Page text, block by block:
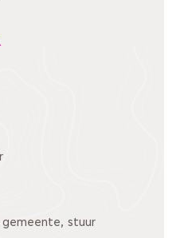
gaat naar een andere
stuur